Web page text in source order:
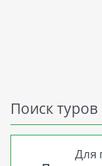
Поиск
Для